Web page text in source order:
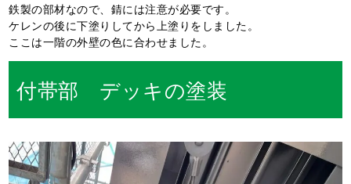
鉄製の部材なので、錆には注意が必要です。
ケレンの後に下塗りしてから上塗りをしました。
ここは一階の外壁の色に合わせました。
付帯部 デッキの塗装